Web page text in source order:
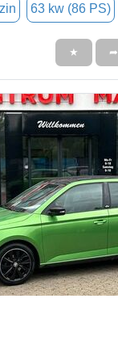
63 kw (86 PS)
★ ➦